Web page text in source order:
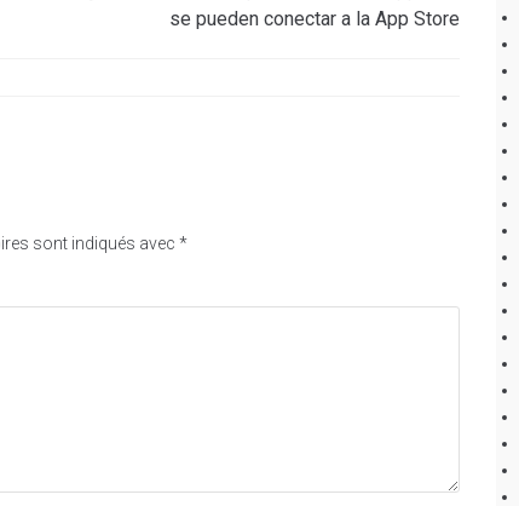
se pueden conectar a la App Store
sont indiqués avec *